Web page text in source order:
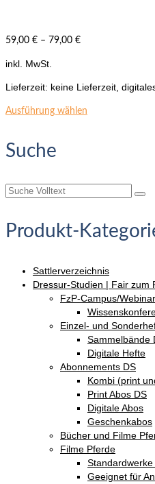
59,00 € – 79,00 €
inkl. MwSt.
Lieferzeit: keine Lieferzeit,
Ausführung wählen
auf
gewählt
werden
Suche
Suche
Produkt-
Sattlerverzeichnis
Dressur-Studien | Fair zum
FzP-Campus/
Einzel- und
Sammelbände
Digitale Hefte
Abonnements DS
Kombi (print
Print Abos DS
Digitale Abos
Geschenkabos
Bücher und Filme
Filme Pferde
Geeignet für